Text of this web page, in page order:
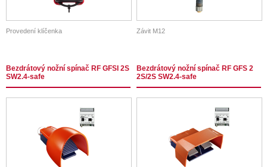
Provedení klíčenka Závit M12
Bezdrátový nožní spínač RF GFSI 2S
SW2.4-safe
Bezdrátový nožní spínač RF GFS 2
2S/2S SW2.4-safe